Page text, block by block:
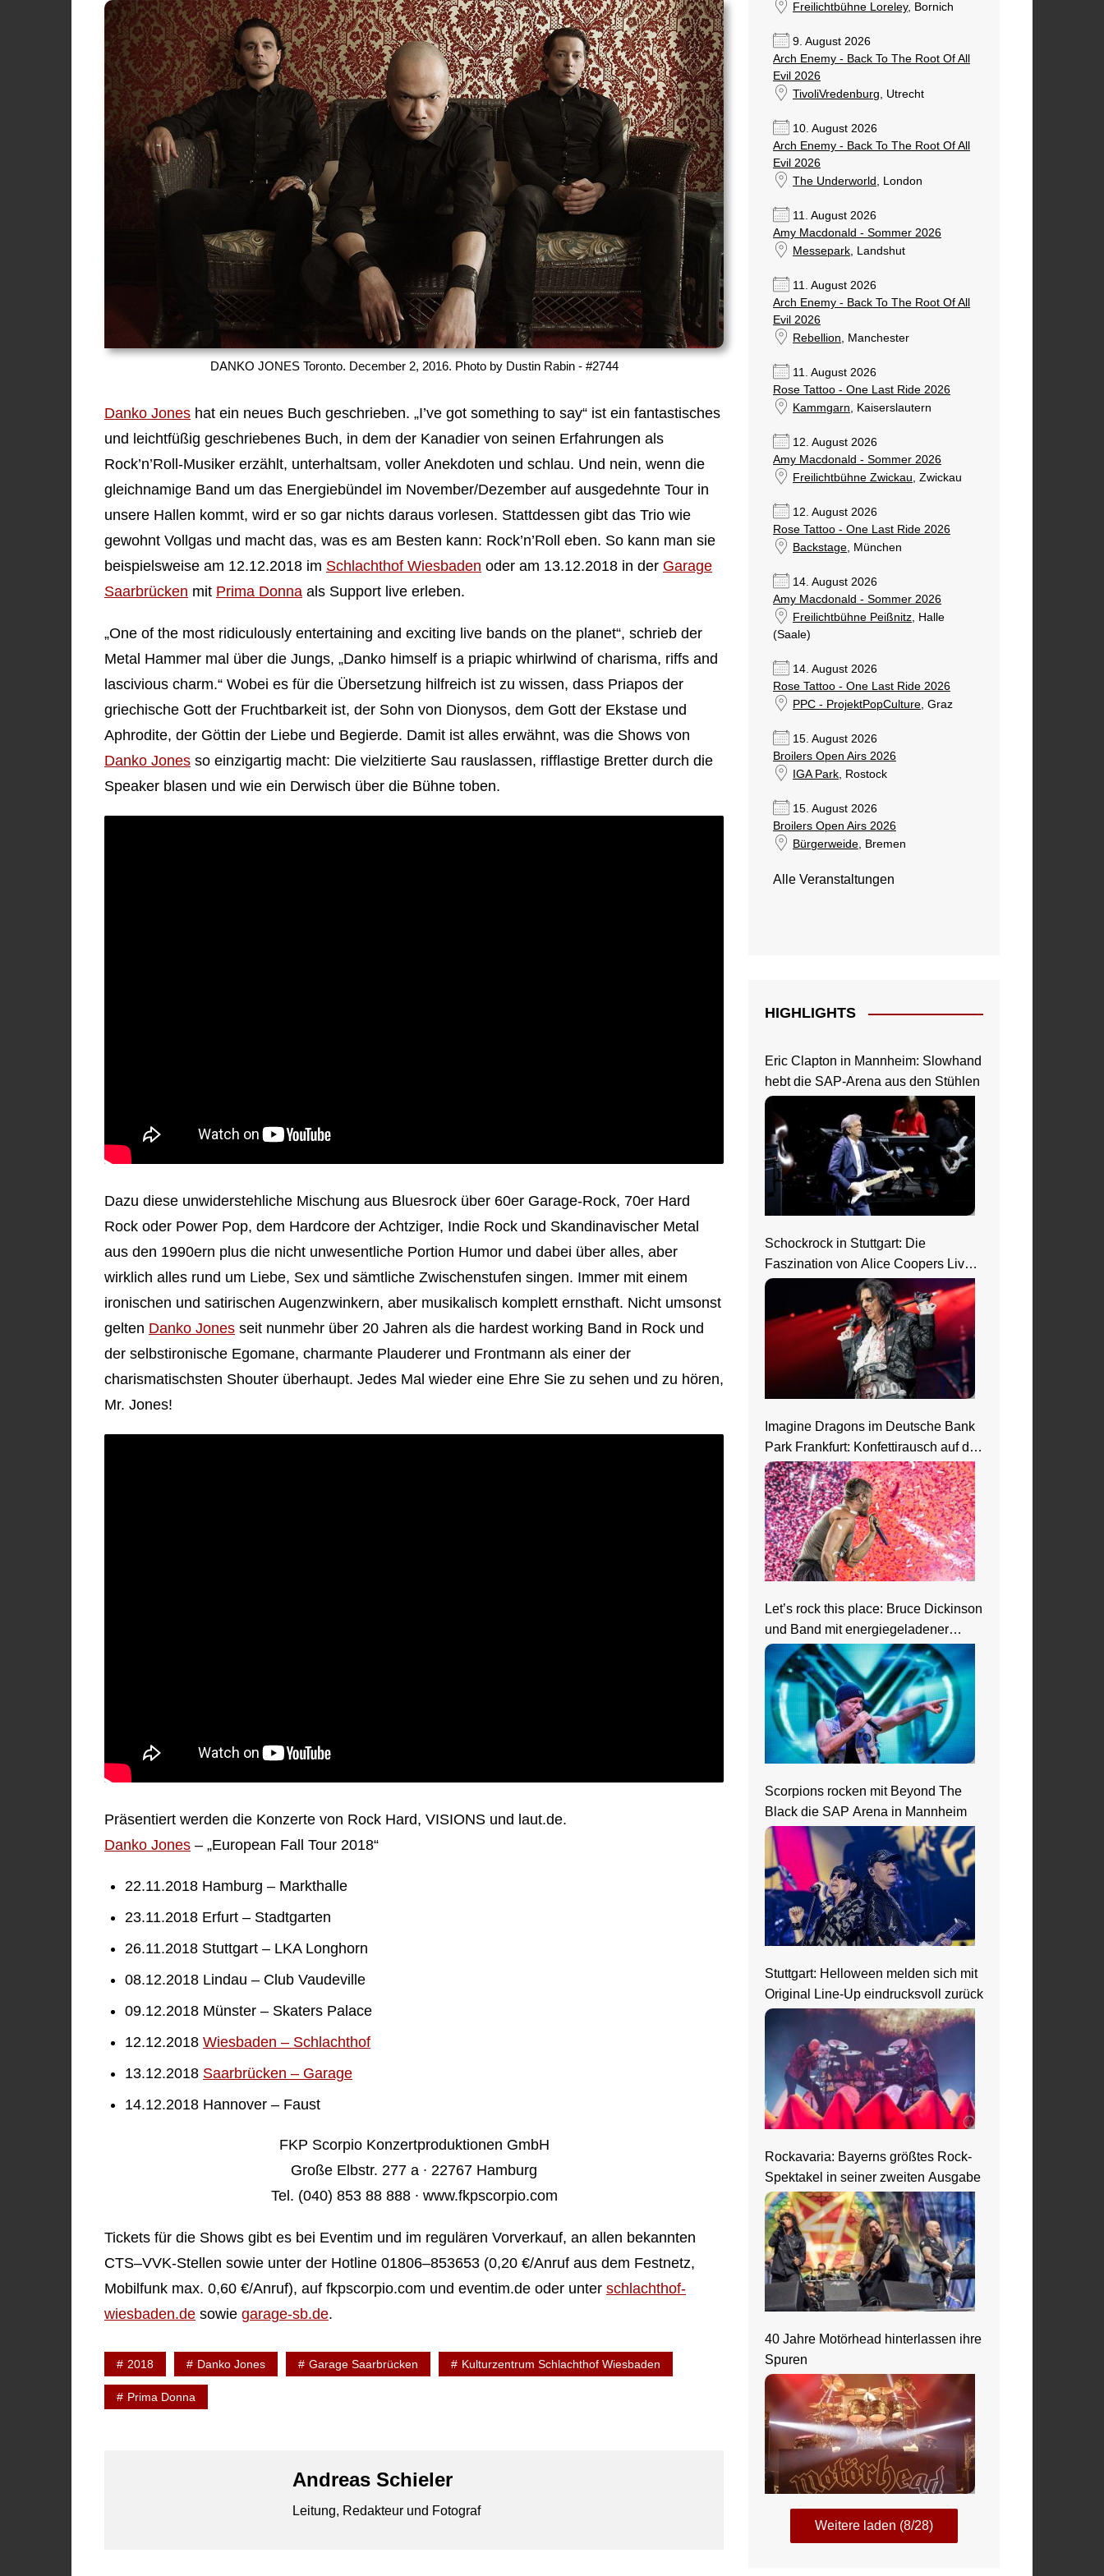
DANKO JONES Toronto. December 2, 2016. Photo by Dustin Rabin - #2744
Danko Jones hat ein neues Buch geschrieben. „I’ve got something to say“ ist ein fantastisches
und leichtfüßig geschriebenes Buch, in dem der Kanadier von seinen Erfahrungen als
Rock’n’Roll-Musiker erzählt, unterhaltsam, voller Anekdoten und schlau. Und nein, wenn die
gleichnamige Band um das Energiebündel im November/Dezember auf ausgedehnte Tour in
unsere Hallen kommt, wird er so gar nichts daraus vorlesen. Stattdessen gibt das Trio wie
gewohnt Vollgas und macht das, was es am Besten kann: Rock’n’Roll eben. So kann man sie
beispielsweise am 12.12.2018 im Schlachthof Wiesbaden oder am 13.12.2018 in der Garage
Saarbrücken mit Prima Donna als Support live erleben.
„One of the most ridiculously entertaining and exciting live bands on the planet“, schrieb der
Metal Hammer mal über die Jungs, „Danko himself is a priapic whirlwind of charisma, riffs and
lascivious charm.“ Wobei es für die Übersetzung hilfreich ist zu wissen, dass Priapos der
griechische Gott der Fruchtbarkeit ist, der Sohn von Dionysos, dem Gott der Ekstase und
Aphrodite, der Göttin der Liebe und Begierde. Damit ist alles erwähnt, was die Shows von
Danko Jones so einzigartig macht: Die vielzitierte Sau rauslassen, rifflastige Bretter durch die
Speaker blasen und wie ein Derwisch über die Bühne toben.
Dazu diese unwiderstehliche Mischung aus Bluesrock über 60er Garage-Rock, 70er Hard
Rock oder Power Pop, dem Hardcore der Achtziger, Indie Rock und Skandinavischer Metal
aus den 1990ern plus die nicht unwesentliche Portion Humor und dabei über alles, aber
wirklich alles rund um Liebe, Sex und sämtliche Zwischenstufen singen. Immer mit einem
ironischen und satirischen Augenzwinkern, aber musikalisch komplett ernsthaft. Nicht umsonst
gelten Danko Jones seit nunmehr über 20 Jahren als die hardest working Band in Rock und
der selbstironische Egomane, charmante Plauderer und Frontmann als einer der
charismatischsten Shouter überhaupt. Jedes Mal wieder eine Ehre Sie zu sehen und zu hören,
Mr. Jones!
Präsentiert werden die Konzerte von Rock Hard, VISIONS und laut.de.
Danko Jones – „European Fall Tour 2018“
22.11.2018 Hamburg – Markthalle
23.11.2018 Erfurt – Stadtgarten
26.11.2018 Stuttgart – LKA Longhorn
08.12.2018 Lindau – Club Vaudeville
09.12.2018 Münster – Skaters Palace
12.12.2018 Wiesbaden – Schlachthof
13.12.2018 Saarbrücken – Garage
14.12.2018 Hannover – Faust
FKP Scorpio Konzertproduktionen GmbH
Große Elbstr. 277 a ∙ 22767 Hamburg
Tel. (040) 853 88 888 ∙ www.fkpscorpio.com
Tickets für die Shows gibt es bei Eventim und im regulären Vorverkauf, an allen bekannten
CTS–VVK-Stellen sowie unter der Hotline 01806–853653 (0,20 €/Anruf aus dem Festnetz,
Mobilfunk max. 0,60 €/Anruf), auf fkpscorpio.com und eventim.de oder unter schlachthof-
wiesbaden.de sowie garage-sb.de.
2018 Danko Jones Garage Saarbrücken Kulturzentrum Schlachthof Wiesbaden
Prima Donna
Andreas Schieler
Leitung, Redakteur und Fotograf
Freilichtbühne Loreley, Bornich
9. August 2026
Arch Enemy - Back To The Root Of All
Evil 2026
TivoliVredenburg, Utrecht
10. August 2026
Arch Enemy - Back To The Root Of All
Evil 2026
The Underworld , London
11. August 2026
Amy Macdonald - Sommer 2026
Messepark, Landshut
11. August 2026
Arch Enemy - Back To The Root Of All
Evil 2026
Rebellion, Manchester
11. August 2026
Rose Tattoo - One Last Ride 2026
Kammgarn, Kaiserslautern
12. August 2026
Amy Macdonald - Sommer 2026
Freilichtbühne Zwickau, Zwickau
12. August 2026
Rose Tattoo - One Last Ride 2026
Backstage, München
14. August 2026
Amy Macdonald - Sommer 2026
Freilichtbühne Peißnitz, Halle
(Saale)
14. August 2026
Rose Tattoo - One Last Ride 2026
PPC - ProjektPopCulture, Graz
15. August 2026
Broilers Open Airs 2026
IGA Park, Rostock
15. August 2026
Broilers Open Airs 2026
Bürgerweide, Bremen
Alle Veranstaltungen
HIGHLIGHTS
Eric Clapton in Mannheim: Slowhand
hebt die SAP-Arena aus den Stühlen
Schockrock in Stuttgart: Die
Faszination von Alice Coopers Live-
Show
Imagine Dragons im Deutsche Bank
Park Frankfurt: Konfettirausch auf der
Loom Welttour
Let’s rock this place: Bruce Dickinson
und Band mit energiegeladener
Show beim Zeltfestival Rhein-Neckar
Scorpions rocken mit Beyond The
Black die SAP Arena in Mannheim
Stuttgart: Helloween melden sich mit
Original Line-Up eindrucksvoll zurück
Rockavaria: Bayerns größtes Rock-
Spektakel in seiner zweiten Ausgabe
40 Jahre Motörhead hinterlassen ihre
Spuren
Weitere laden (8/28)